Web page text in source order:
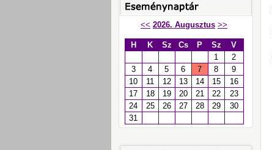
<< 2026. Augusztus >>
H K Sz Cs P Sz
V
1
2
3
4 5 6 7 8
9
10
11 12 13 14 15
16
17
18 19 20 21 22
23
24
25 26 27 28 29
30
31